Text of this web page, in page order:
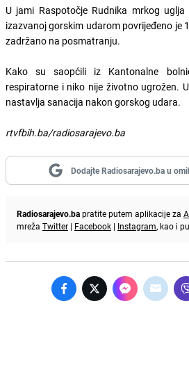
U jami Raspotočje Rudnika mrkog
izazvanoj gorskim udarom povrijeđeno je
zadržano na posmatranju.
Kako su saopćili iz Kantonalne
respiratorne i niko nije životno ugrožen.
nastavlja sanacija nakon gorskog udara.
rtvfbih.ba/radiosarajevo.ba
Dodajte Radiosarajevo.ba u
Radiosarajevo.bapratite putem aplikacije za
mreža Twitter | Facebook | Instagram, kao i